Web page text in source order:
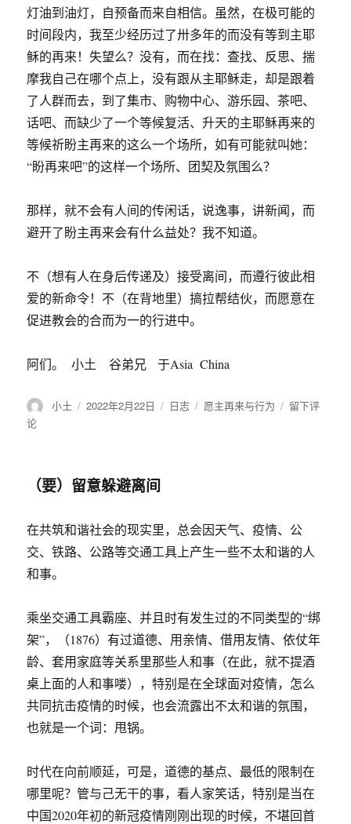
灯油到油灯，自预备而来自相信。虽然，在极可能的
时间段内，我至少经历过了卅多年的而没有等到主耶
稣的再来！失望么？没有，而在找：查找、反思、揣
摩我自己在哪个点上，没有跟从主耶稣走，却是跟着
了人群而去，到了集市、购物中心、游乐园、茶吧、
话吧、而缺少了一个等候复活、升天的主耶稣再来的
等候祈盼主再来的这么一个场所，如有可能就叫她：
“盼再来吧”的这样一个场所、团契及氛围么？
那样，就不会有人间的传闲话，说逸事，讲新闻，而
避开了盼主再来会有什么益处？我不知道。
不（想有人在身后传递及）接受离间，而遵行彼此相
爱的新命令！不（在背地里）搞拉帮结伙，而愿意在
促进教会的合而为一的行进中。
阿们。 小土 谷弟兄 于Asia China
作
小土
发
2022年2月22日
格
日志
分
愿主再来与行为
于
盼
主
（再）
留下评
论
（要）留意躲避离间
在共筑和谐社会的现实里，总会因天气、疫情、公
交、铁路、公路等交通工具上产生一些不太和谐的人
和事。
乘坐交通工具霸座、并且时有发生过的不同类型的“绑
架”，（1876）有过道德、用亲情、借用友情、依仗年
龄、套用家庭等关系里那些人和事（在此，就不提酒
桌上面的人和事喽），特别是在全球面对疫情，怎么
共同抗击疫情的时候，也会流露出不太和谐的氛围，
也就是一个词：甩锅。
时代在向前顺延，可是，道德的基点、最低的限制在
哪里呢？管与己无干的事，看人家笑话，特别是当在
中国2020年初的新冠疫情刚刚出现的时候，不堪回首